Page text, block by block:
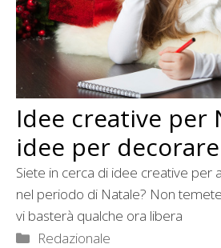
Idee creative per
idee per
Siete in cerca di idee creative per
nel periodo di Natale? Non
vi basterà qualche ora libera
Categorie
Redazionale